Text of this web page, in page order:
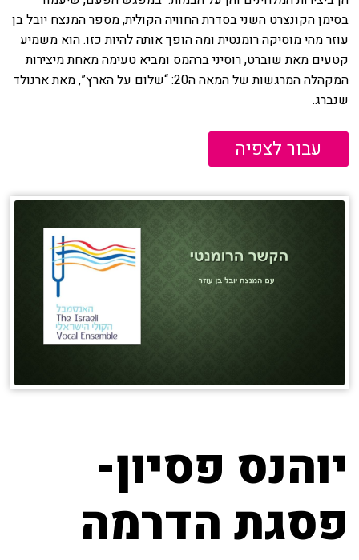
בסימן הקונצרט השני בסדרת החוויה הקולית, מספר המנצח יובל בן
עוזר מהי מוסיקה רומנטית ומה הופך אותה להיות כזו. הוא משמיע
קטעים מאת שוברט, רוסיני ברהמס ומביא טעימה מאחת מיצירות
המקהלה המרגשות של המאה ה20: “שלום על הארץ”, מאת ארנולד
שנברג.
עבור לצפיה
יוהנס פסיון-
פסגת הדרמה